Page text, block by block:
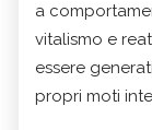
a
vitalismo e
essere
propri moti